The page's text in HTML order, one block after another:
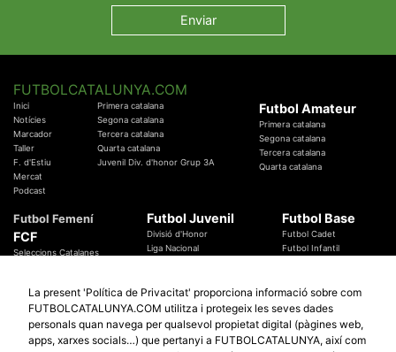
FUTBOLCATALUNYA.COM
Inici
Notícies
Marcador
Taller
F. d'Estiu
Mercat
Podcast
Primera catalana
Segona catalana
Tercera catalana
Quarta catalana
Juvenil Div. d'honor Grup 3A
Futbol Amateur
Primera catalana
Segona catalana
Tercera catalana
Quarta catalana
Futbol Femení
FCF
Seleccions Catalanes
Temes Federatius
Futbol Juvenil
Divisió d'Honor
Liga Nacional
Futbol Base
Futbol Cadet
Futbol Infantil
Futbol Catalunya
Promocions
Especials
Copa Catalunya Absoluta 2019
La present 'Política de Privacitat' proporciona informació sobre com
FUTBOLCATALUNYA.COM utilitza i protegeix les seves dades
personals quan navega per qualsevol propietat digital (pàgines web,
apps, xarxes socials…) que pertanyi a FUTBOLCATALUNYA, així com